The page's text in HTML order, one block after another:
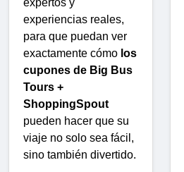
experiencias reales,
para que puedan ver
exactamente cómo los
cupones de Big Bus
Tours +
ShoppingSpout
pueden hacer que su
viaje no solo sea fácil,
sino también divertido.